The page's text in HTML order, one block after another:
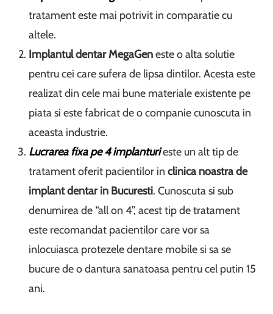
tratament este mai potrivit in comparatie cu
altele.
Implantul dentar MegaGeneste o alta solutie
pentru cei care sufera de lipsa dintilor. Acesta este
realizat din cele mai bune materiale existente pe
piata si este fabricat de o companie cunoscuta in
aceasta industrie.
Lucrarea fixa pe 4 implanturieste un alt tip de
tratament oferit pacientilor inclinica noastra de
implant dentar in Bucuresti. Cunoscuta si sub
denumirea de “all on 4”, acest tip de tratament
este recomandat pacientilor care vor sa
inlocuiasca protezele dentare mobile si sa se
bucure de o dantura sanatoasa pentru cel putin 15
ani.